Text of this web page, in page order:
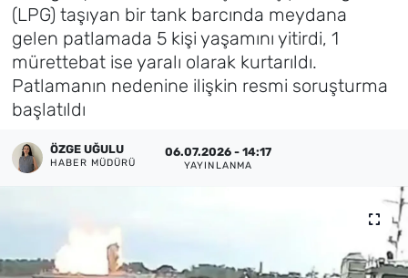
(LPG) taşıyan bir tank barcında meydana
gelen patlamada 5 kişi yaşamını yitirdi, 1
mürettebat ise yaralı olarak kurtarıldı.
Patlamanın nedenine ilişkin resmi soruşturma
başlatıldı
ÖZGE UĞULU
HABER MÜDÜRÜ
06.07.2026 - 14:17
YAYINLANMA
Künye
İletişim